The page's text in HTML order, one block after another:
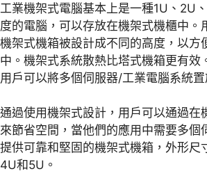
工業機架式電腦基本上是一種1U、2U
度的電腦，可以存放在機架式機櫃中。
機架式機箱被設計成不同的高度，以方
中。機架式系統散熱比塔式機箱更有效
用戶可以將多個伺服器/工業電腦系統置
通過使用機架式設計，用戶可以通過在
來節省空間，當他們的應用中需要多個
提供可靠和堅固的機架式機箱，外形尺
4U和5U。